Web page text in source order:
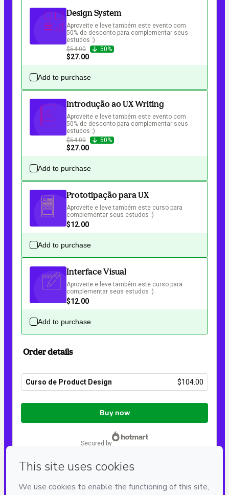
Design System
Aproveite e leve também este evento com
50% de desconto para complementar seus
estudos :)
$54.00
50%
$27.00
Add to purchase
Introdução ao UX Writing
Aproveite e leve também este evento com
50% de desconto para complementar seus
estudos :)
$54.00
50%
$27.00
Add to purchase
Prototipação para UX
Aproveite e leve também este curso para
complementar seus estudos :)
$12.00
Add to purchase
Interface Visual
Aproveite e leve também este curso para
complementar seus estudos :)
$12.00
Add to purchase
Order details
Curso de Product Design $104.00
Total
$104.00
Buy now
secured by
Can't complete this purchase? Please visit our Help Center